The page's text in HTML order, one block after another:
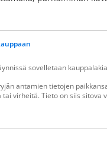
sovelletaan
antamien tietojen
virheitä. Tieto on siis sitova